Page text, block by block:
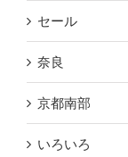
セール
奈良
京都南部
いろいろ